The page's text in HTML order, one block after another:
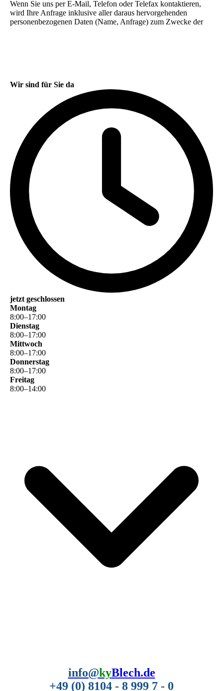
Wir sind für Sie da
jetzt geschlossen
Montag
8:00–17:00
Dienstag
8:00–17:00
Mittwoch
8:00–17:00
Donnerstag
8:00–17:00
Freitag
8:00–14:00
info@kyBlech.de
+49 (0) 8104 - 8 999 7 - 0